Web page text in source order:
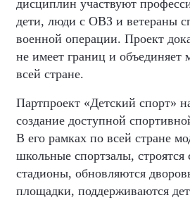
дисциплин участвуют
дети, люди с ОВЗ и ветераны
военной операции. Проект
не имеет границ и
всей стране.
Партпроект «Детский спорт»
создание доступной
В его рамках по всей стране
школьные спортзалы, строятся
стадионы, обновляются
площадки, поддерживаются